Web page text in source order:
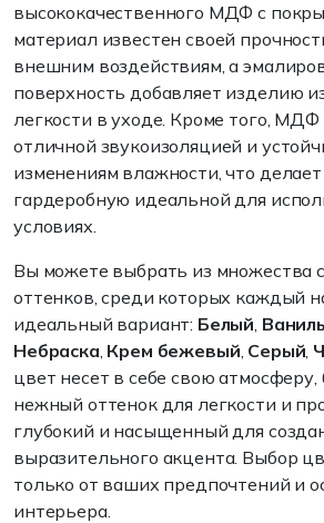
высококачественного МДФ с
материал известен своей
внешним воздействиям, а
поверхность добавляет изделию
легкости в уходе. Кроме того, МДФ
отличной звукоизоляцией и
изменениям влажности, что
гардеробную идеальной для
условиях.
Вы можете выбрать из множества
оттенков, среди которых каждый
идеальный вариант: Белый, Ваниль
Небраска, Крем бежевый, Серый,
цвет несет в себе свою
нежный оттенок для легкости и
глубокий и насыщенный для
выразительного акцента. Выбор
только от ваших предпочтений и
интерьера.